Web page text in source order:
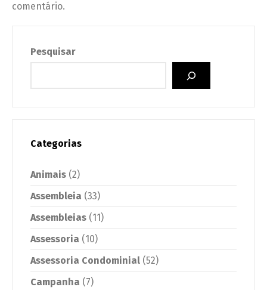
comentário.
Pesquisar
Categorias
Animais (2)
Assembleia (33)
Assembleias (11)
Assessoria (10)
Assessoria Condominial (52)
Campanha (7)